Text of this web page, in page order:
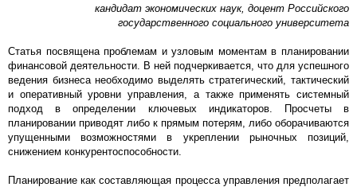
кандидат экономических наук, доцент Российского
государственного социального университета
Статья посвящена проблемам и узловым моментам в планировании
финансовой деятельности. В ней подчеркивается, что для успешного
ведения бизнеса необходимо выделять стратегический, тактический
и оперативный уровни управления, а также применять системный
подход в определении ключевых индикаторов. Просчеты в
планировании приводят либо к прямым потерям, либо оборачиваются
упущенными возможностями в укреплении рыночных позиций,
снижением конкурентоспособности.
Планирование как составляющая процесса управления предполагает